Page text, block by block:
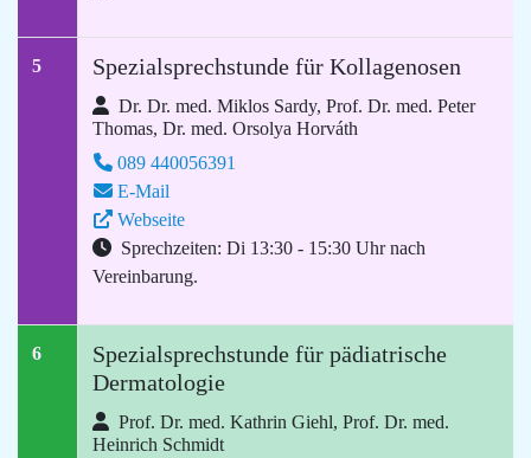
5 Spezialsprechstunde für Kollagenosen
Dr. Dr. med. Miklos Sardy, Prof. Dr. med. Peter
Thomas, Dr. med. Orsolya Horváth
089 440056391
E-Mail
Webseite
Sprechzeiten: Di 13:30 - 15:30 Uhr nach
Vereinbarung.
6
Spezialsprechstunde für pädiatrische
Dermatologie
Prof. Dr. med. Kathrin Giehl, Prof. Dr. med.
Heinrich Schmidt